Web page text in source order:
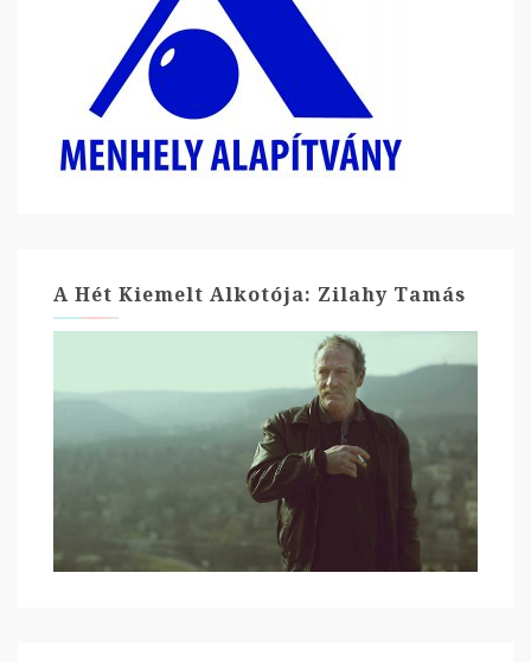
A Hét Kiemelt Alkotója: Zilahy Tamás